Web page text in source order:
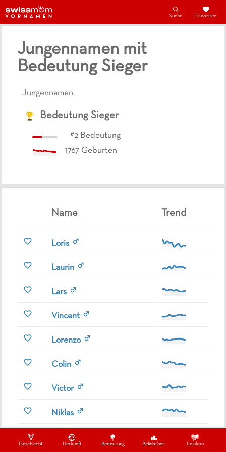
Geschlecht Herkunft Bedeutung Beliebtheit Lexikon
Suche Favoriten
Jungennamen mit
Bedeutung Sieger
Jungennamen
Bedeutung Sieger
#2 Bedeutung
1767 Geburten
Name Trend
Loris
Laurin
Lars
Vincent
Lorenzo
Colin
Victor
Niklas
Viktor